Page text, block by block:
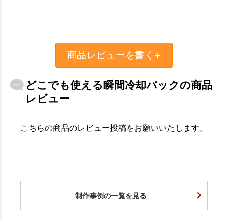
商品レビューを書く+
どこでも使える瞬間冷却パックの商品
レビュー
こちらの商品のレビュー投稿をお願いいたします。
制作事例の一覧を見る